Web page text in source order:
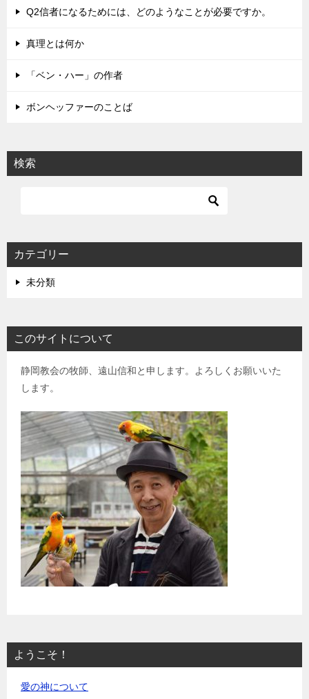
シ Q2信者になるためには、どのようなことが必要ですか。
真理とは何か
「ベン・ハー」の作者
ボンヘッファーのことば
検索
カテゴリー
未分類
このサイトについて
静岡教会の牧師、遠山信和と申します。よろしくお願いいた
します。
ようこそ！
愛の神について